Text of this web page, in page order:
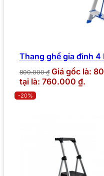
Thang ghế gia đình
800.000₫ Giá gốc là:
tại là: 760.000 ₫.
-20%